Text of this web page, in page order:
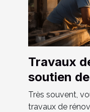
Travaux
soutien de
Très souvent,
travaux de